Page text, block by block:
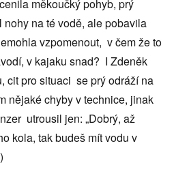
měkoučký pohyb, prý
nohy na té vodě, ale pobavila
vzpomenout, v čem že to
v kajaku snad? I Zdeněk
cit pro situaci se prý odráží na
nějaké chyby v technice, jinak
utrousil jen: „Dobrý, až
kola, tak budeš mít vodu v